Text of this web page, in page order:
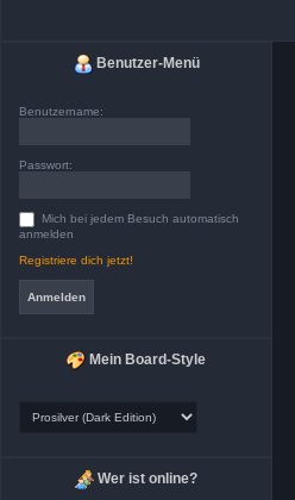
Benutzer-Menü
Benutzername:
Passwort:
Mich bei jedem Besuch automatisch
anmelden
Registriere dich jetzt!
Mein Board-Style
Wer ist online?